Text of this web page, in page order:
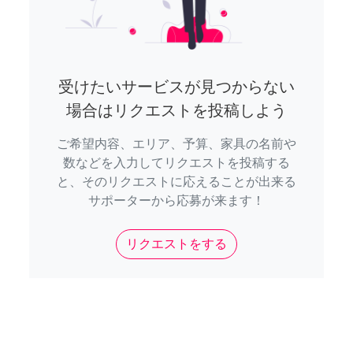
受けたいサービスが見つからない
場合はリクエストを投稿しよう
ご希望内容、エリア、予算、家具の名前や
数などを入力してリクエストを投稿する
と、そのリクエストに応えることが出来る
サポーターから応募が来ます！
リクエストをする